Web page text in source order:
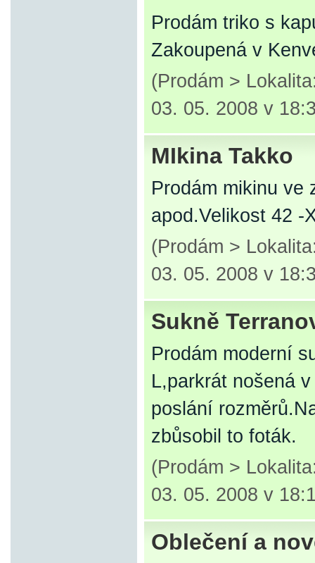
Prodám triko s
Zakoupená v
(Prodám >
03. 05. 2008 v
MIkina Takko
Prodám mikinu ve
apod.Velikost 42 -
(Prodám >
03. 05. 2008 v
Sukně
Prodám moderní
L,parkrát nošená
poslání
zbůsobil to foták.
(Prodám >
03. 05. 2008 v
Oblečení a